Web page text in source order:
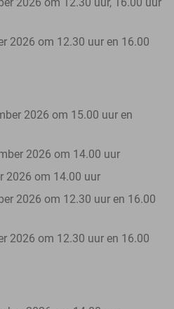
2026 om 12.30 uur en 16.00
2026 om 15.00 uur en
2026 om 14.00 uur
2026 om 14.00 uur
2026 om 12.30 uur en 16.00
2026 om 12.30 uur en 16.00